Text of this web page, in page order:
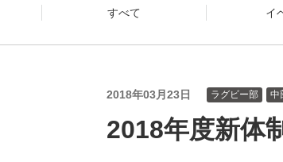
よくあるご質問・お問
プレスリリース （新しいウィンドウを開
お知らせ （新
すべて イ
2018年03月23日 ラグビー部 中
2018年度新体